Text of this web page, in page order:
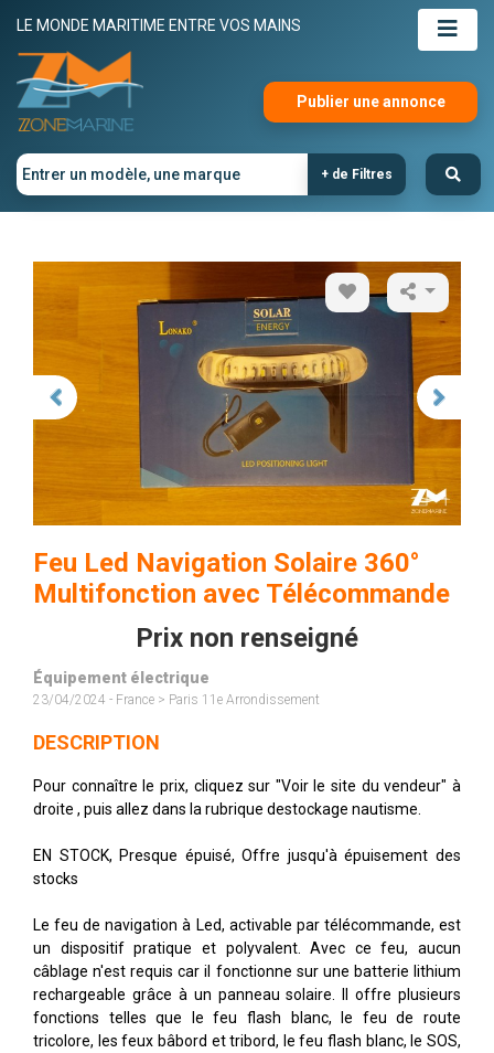
LE MONDE MARITIME ENTRE VOS MAINS
Publier une annonce
+ de Filtres
Feu Led Navigation Solaire 360°
Multifonction avec Télécommande
Prix non renseigné
Équipement électrique
23/04/2024 - France > Paris 11e Arrondissement
DESCRIPTION
Pour connaître le prix, cliquez sur "Voir le site du vendeur" à
droite , puis allez dans la rubrique destockage nautisme.
EN STOCK, Presque épuisé, Offre jusqu'à épuisement des
stocks
Le feu de navigation à Led, activable par télécommande, est
un dispositif pratique et polyvalent. Avec ce feu, aucun
câblage n'est requis car il fonctionne sur une batterie lithium
rechargeable grâce à un panneau solaire. Il offre plusieurs
fonctions telles que le feu flash blanc, le feu de route
tricolore, les feux bâbord et tribord, le feu flash blanc, le SOS,